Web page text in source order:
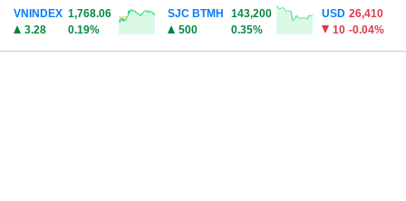
VNINDEX 1,768.06
3.28
0.19%
SJC BTMH
143,200
500
0.35%
USD 26,410
10 -0.04%